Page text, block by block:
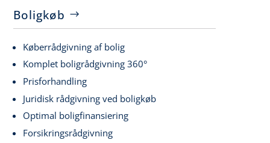
Boligkøb
Køberrådgivning af bolig
Komplet boligrådgivning 360°
Prisforhandling
Juridisk rådgivning ved boligkøb
Optimal boligfinansiering
Forsikringsrådgivning